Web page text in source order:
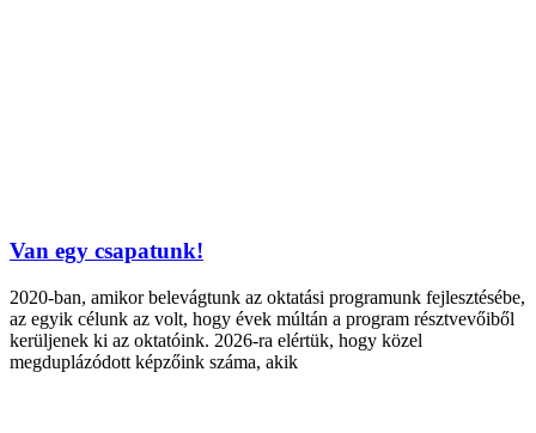
Van egy csapatunk!
2020-ban, amikor belevágtunk az oktatási programunk fejlesztésébe,
az egyik célunk az volt, hogy évek múltán a program résztvevőiből
kerüljenek ki az oktatóink. 2026-ra elértük, hogy közel
megduplázódott képzőink száma, akik